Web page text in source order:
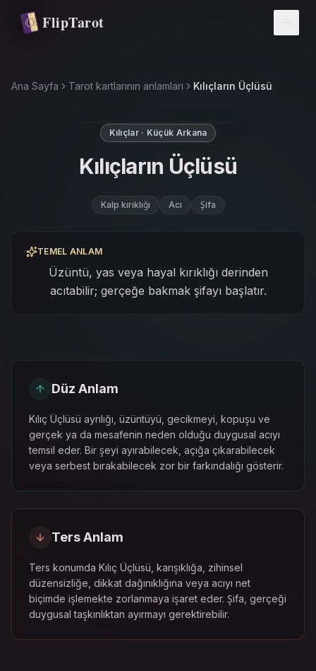
Ana içeriğe atla
FlipTarot
Ana Sayfa Tarot kartlarının anlamları Kılıçların Üçlüsü
Kılıçlar · Küçük Arkana
Kılıçların Üçlüsü
Kalp kırıklığı Acı Şifa
TEMEL ANLAM
Üzüntü, yas veya hayal kırıklığı derinden
acıtabilir; gerçeğe bakmak şifayı başlatır.
Düz Anlam
Kılıç Üçlüsü ayrılığı, üzüntüyü, gecikmeyi, kopuşu ve
gerçek ya da mesafenin neden olduğu duygusal acıyı
temsil eder. Bir şeyi ayırabilecek, açığa çıkarabilecek
veya serbest bırakabilecek zor bir farkındalığı gösterir.
Ters Anlam
Ters konumda Kılıç Üçlüsü, karışıklığa, zihinsel
düzensizliğe, dikkat dağınıklığına veya acıyı net
biçimde işlemekte zorlanmaya işaret eder. Şifa, gerçeği
duygusal taşkınlıktan ayırmayı gerektirebilir.